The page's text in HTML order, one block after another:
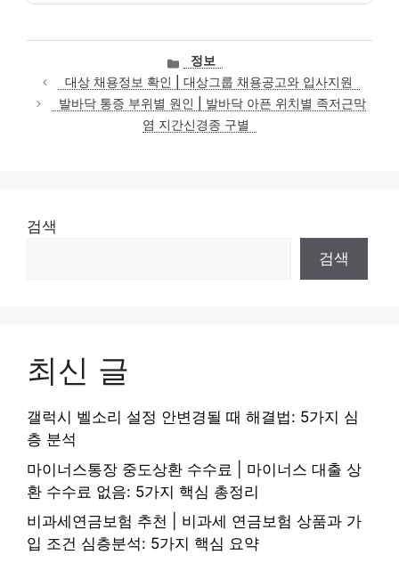
카
테
고
리
정보
대상 채용정보 확인 | 대상그룹 채용공고와 입사지원
발바닥 통증 부위별 원인 | 발바닥 아픈 위치별 족저근막
염 지간신경종 구별
검색
검색
최신 글
갤럭시 벨소리 설정 안변경될 때 해결법: 5가지 심
층 분석
마이너스통장 중도상환 수수료 | 마이너스 대출 상
환 수수료 없음: 5가지 핵심 총정리
비과세연금보험 추천 | 비과세 연금보험 상품과 가
입 조건 심층분석: 5가지 핵심 요약